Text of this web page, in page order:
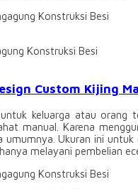
Konstruksi Besi
Custom Kijing
keluarga atau orang
manual. Karena
umumnya. Ukuran ini
melayani pembelian